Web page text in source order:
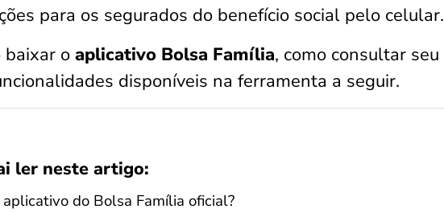
para os segurados do benefício social pelo celular.
baixar o aplicativo Bolsa Família, como consultar seu
disponíveis na ferramenta a seguir.
ler neste artigo:
do Bolsa Família oficial?